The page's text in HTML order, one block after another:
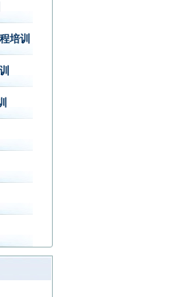
培训